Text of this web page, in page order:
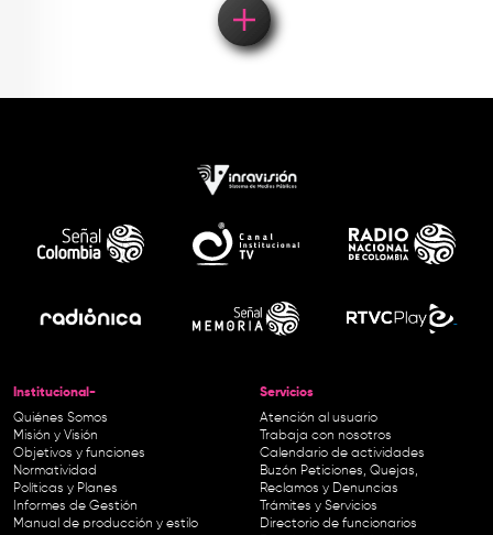
Institucional-
Quiénes Somos
Misión y Visión
Objetivos y funciones
Normatividad
Políticas y Planes
Informes de Gestión
Manual de producción y estilo
Servicios
Atención al usuario
Trabaja con nosotros
Calendario de actividades
Buzón Peticiones, Quejas,
Reclamos y Denuncias
Trámites y Servicios
Directorio de funcionarios